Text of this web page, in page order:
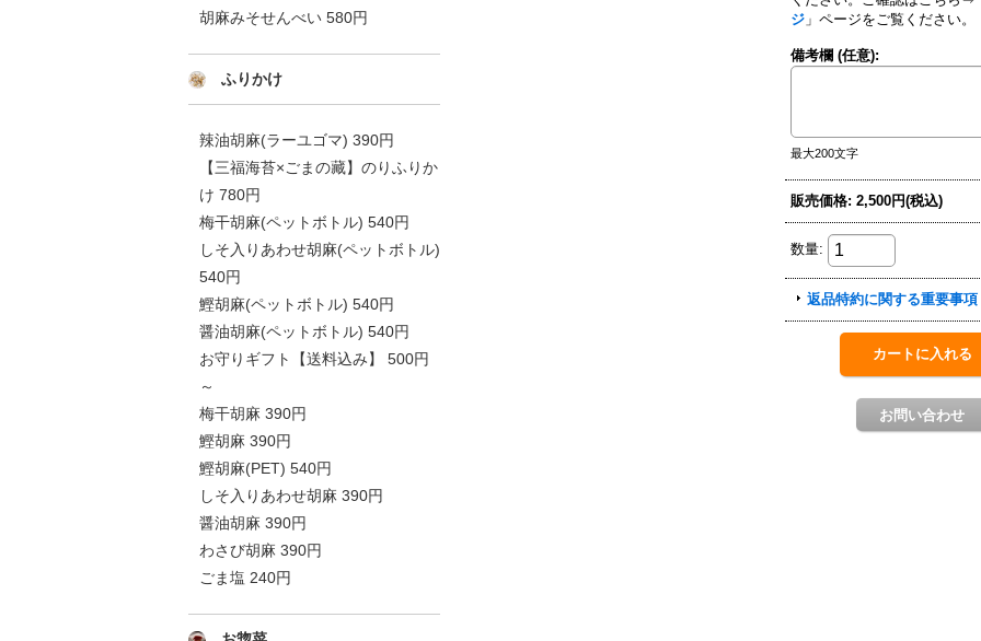
胡麻みそせんべい 580円
ふりかけ
辣油胡麻(ラーユゴマ) 390円
【三福海苔×ごまの藏】のりふりか
け 780円
梅干胡麻(ペットボトル) 540円
しそ入りあわせ胡麻(ペットボトル)
540円
鰹胡麻(ペットボトル) 540円
醤油胡麻(ペットボトル) 540円
お守りギフト【送料込み】 500円
～
梅干胡麻 390円
鰹胡麻 390円
鰹胡麻(PET) 540円
しそ入りあわせ胡麻 390円
醤油胡麻 390円
わさび胡麻 390円
ごま塩 240円